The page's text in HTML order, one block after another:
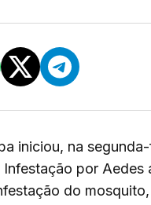
iniciou, na
por Aedes
do